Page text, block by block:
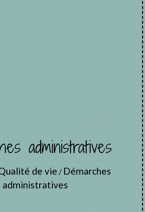
administratives
de vie / Démarches
administratives